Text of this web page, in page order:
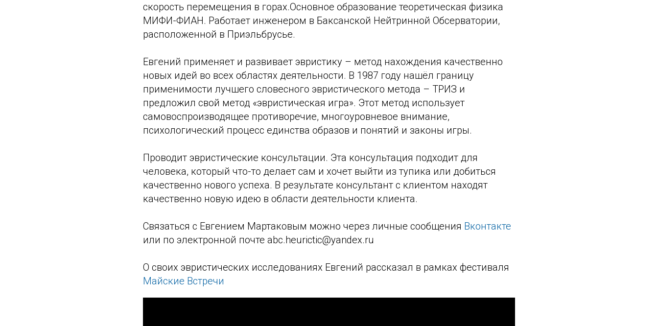
скорость перемещения в горах.Основное образование теоретическая физика
МИФИ-ФИАН. Работает инженером в Баксанской Нейтринной Обсерватории,
расположенной в Приэльбрусье.
Евгений применяет и развивает эвристику – метод нахождения качественно
новых идей во всех областях деятельности. В 1987 году нашёл границу
применимости лучшего словесного эвристического метода – ТРИЗ и
предложил свой метод «эвристическая игра». Этот метод использует
самовоспроизводящее противоречие, многоуровневое внимание,
психологический процесс единства образов и понятий и законы игры.
Проводит эвристические консультации. Эта консультация подходит для
человека, который что-то делает сам и хочет выйти из тупика или добиться
качественно нового успеха. В результате консультант с клиентом находят
качественно новую идею в области деятельности клиента.
Связаться с Евгением Мартаковым можно через личные сообщения Вконтакте
или по электронной почте abc.heurictic@yandex.ru
О своих эвристических исследованиях Евгений рассказал в рамках фестиваля
Майские Встречи